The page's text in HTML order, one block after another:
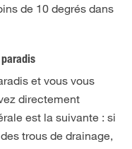
de 10 degrés dans
paradis
et vous vous
directement
est la suivante : si
trous de drainage,